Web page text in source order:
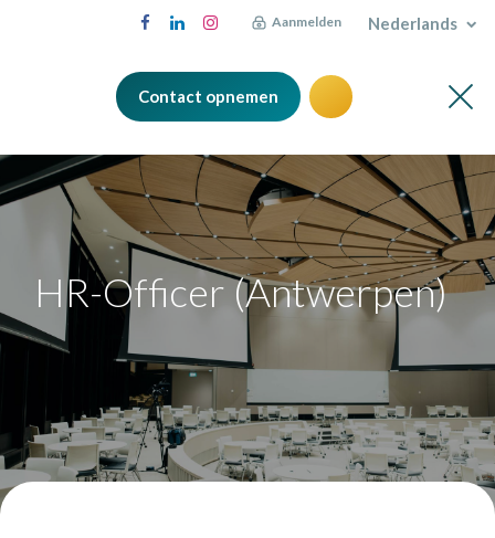
Aanmelden Nederlands
Contact opnemen
HR-Officer (Antwerpen)